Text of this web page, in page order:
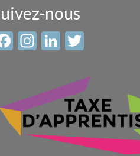
nous
Facebook
Instagram
LinkedIn